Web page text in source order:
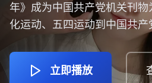
年》成为中国共产党机关刊
化运动、五四运动到中国共产
历史画卷。
立即播放